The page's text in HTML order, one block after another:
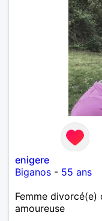
enigere
Biganos - 55 ans
Femme
amoureuse